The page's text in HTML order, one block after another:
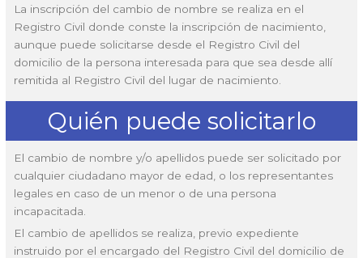
La inscripción del cambio de nombre se realiza en el
Registro Civil donde conste la inscripción de nacimiento,
aunque puede solicitarse desde el Registro Civil del
domicilio de la persona interesada para que sea desde allí
remitida al Registro Civil del lugar de nacimiento.
Quién puede solicitarlo
El cambio de nombre y/o apellidos puede ser solicitado por
cualquier ciudadano mayor de edad, o los representantes
legales en caso de un menor o de una persona
incapacitada.
El cambio de apellidos se realiza, previo expediente
instruido por el encargado del Registro Civil del domicilio de